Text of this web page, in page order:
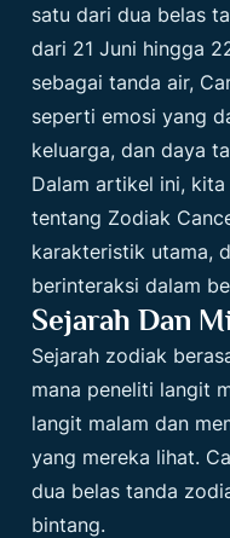
satu dari dua belas
dari 21 Juni hingga
sebagai tanda air,
seperti emosi yang
keluarga, dan daya
Dalam artikel ini,
tentang Zodiak
karakteristik utama,
berinteraksi dalam
Sejarah Dan
Sejarah zodiak
mana peneliti langit
langit malam dan
yang mereka lihat.
dua belas tanda
bintang.